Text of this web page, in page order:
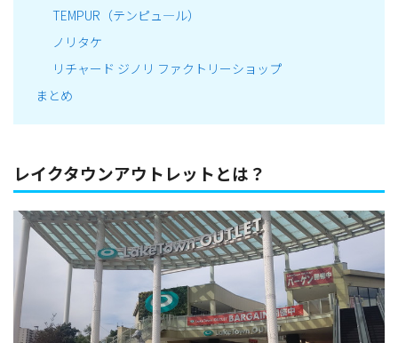
TEMPUR（テンピュ―ル）
ノリタケ
リチャード ジノリ ファクトリーショップ
まとめ
レイクタウンアウトレットとは？